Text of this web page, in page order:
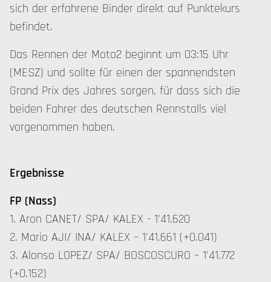
sich der erfahrene Binder direkt auf Punktekurs
befindet.
Das Rennen der Moto2 beginnt um 03:15 Uhr
(MESZ) und sollte für einen der spannendsten
Grand Prix des Jahres sorgen, für dass sich die
beiden Fahrer des deutschen Rennstalls viel
vorgenommen haben.
Ergebnisse
FP (Nass)
1. Aron CANET/ SPA/ KALEX - 1'41.620
2. Mario AJI/ INA/ KALEX – 1'41.661 (+0.041)
3. Alonso LOPEZ/ SPA/ BOSCOSCURO – 1'41.772
(+0.152)